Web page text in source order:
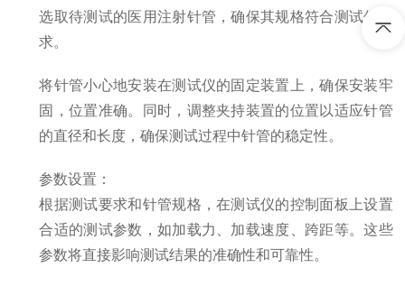
选取待测试的医用注射针管，确保其规格符合测试仪要
求。
将针管小心地安装在测试仪的固定装置上，确保安装牢
固，位置准确。同时，调整夹持装置的位置以适应针管
的直径和长度，确保测试过程中针管的稳定性。
参数设置 ：
根据测试要求和针管规格，在测试仪的控制面板上设置
合适的测试参数，如加载力、加载速度、跨距等。这些
参数将直接影响测试结果的准确性和可靠性。